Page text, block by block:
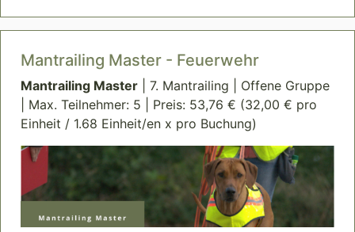
Mantrailing Master - Feuerwehr
Mantrailing Master | 7. Mantrailing | Offene Gruppe
| Max. Teilnehmer: 5 | Preis: 53,76 € (32,00 € pro
Einheit / 1.68 Einheit/en x pro Buchung)